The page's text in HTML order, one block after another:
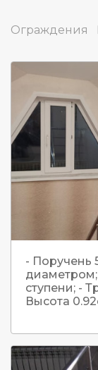
Ограждения
- Поручень
ступени; -
Высота